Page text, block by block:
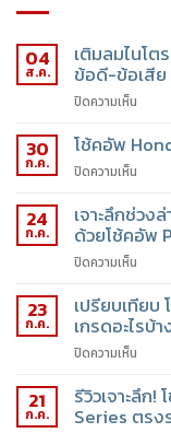
04
ส.ค.
เติมลมไนโต
ข้อดี-ข้อเสี
ปิดความเห็น
30
ก.ค.
โช้คอัพ
ปิดความเห็น
24
ก.ค.
เจาะลึกช่วง
ด้วยโช้คอัพ
ปิดความเห็น
23
ก.ค.
เปรียบเทียบ
เกรดอะไรบ้
ปิดความเห็น
21
ก.ค.
รีวิวเจาะลึ
Series ตรง